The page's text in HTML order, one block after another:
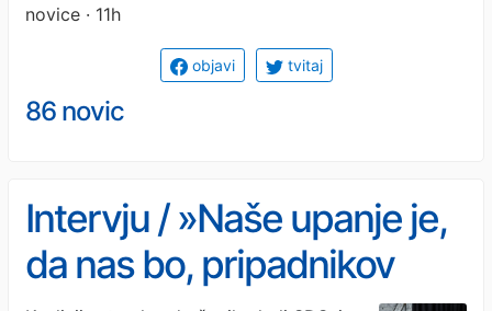
novice · 11h
objavi tvitaj
86 novic
Intervju / »Naše upanje je,
da nas bo, pripadnikov